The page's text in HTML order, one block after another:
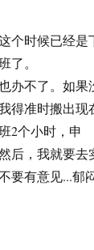
个时候已经是
了。
办不了。如果
得准时搬出现
2个小时，申
后，我就要去
要有意见...郁